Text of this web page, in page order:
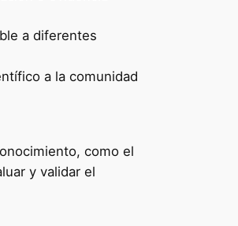
a diferentes
a la comunidad
como el
y validar el